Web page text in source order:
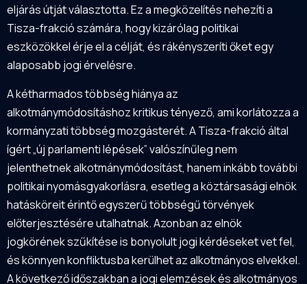
eljárás útját választotta. Ez a megközelítés nehezíti a
Tisza-frakció számára, hogy kizárólag politikai
eszközökkel érje el a célját, és rákényszeríti őket egy
alaposabb jogi érvelésre.
A kétharmados többség hiánya az
alkotmánymódosításhoz kritikus tényező, ami korlátozza a
kormányzati többség mozgásterét. A Tisza-frakció által
ígért „új parlamenti lépések” valószínűleg nem
jelenthetnek alkotmánymódosítást, hanem inkább további
politikai nyomásgyakorlásra, esetleg a köztársasági elnök
hatásköreit érintő egyszerű többségű törvények
előterjesztésére utalhatnak. Azonban az elnök
jogkörének szűkítése is bonyolult jogi kérdéseket vet fel,
és könnyen konfliktusba kerülhet az alkotmányos elvekkel.
A következő időszakban a jogi elemzések és alkotmányos